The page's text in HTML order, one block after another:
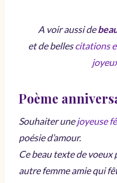
A voir aussi de
et de bellescitations
Poème
Souhaiter une joyeuse
poésie d’amour.
Ce beau texte de
autre femme amie qui